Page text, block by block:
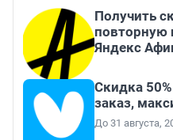
Получить
повторную
Яндекс
Скидка
заказ,
До 31 августа,